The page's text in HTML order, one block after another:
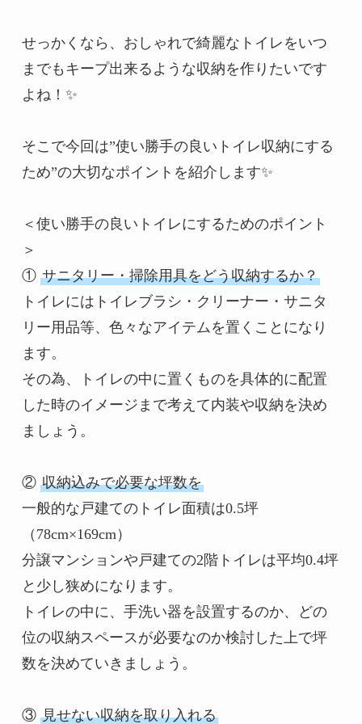
せっかくなら、おしゃれで綺麗なトイレをいつ
までもキープ出来るような収納を作りたいです
よね！✨
そこで今回は”使い勝手の良いトイレ収納にする
ため”の大切なポイントを紹介します✨
＜使い勝手の良いトイレにするためのポイント
＞
① サニタリー・掃除用具をどう収納するか？
トイレにはトイレブラシ・クリーナー・サニタ
リー用品等、色々なアイテムを置くことになり
ます。
その為、トイレの中に置くものを具体的に配置
した時のイメージまで考えて内装や収納を決め
ましょう。
② 収納込みで必要な坪数を
一般的な戸建てのトイレ面積は0.5坪
（78cm×169cm）
分譲マンションや戸建ての2階トイレは平均0.4坪
と少し狭めになります。
トイレの中に、手洗い器を設置するのか、どの
位の収納スペースが必要なのか検討した上で坪
数を決めていきましょう。
③ 見せない収納を取り入れる